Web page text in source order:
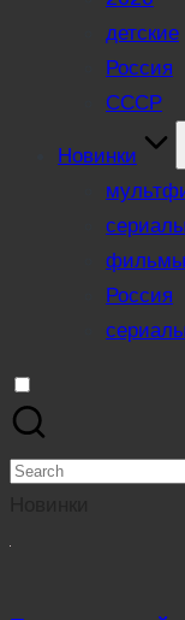
детские
Россия
СССР
Новинки
сериалы
фильмы
Россия
Search